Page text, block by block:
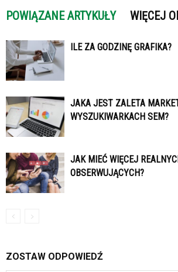
POWIĄZANE ARTYKUŁY WIĘCEJ
ILE ZA GODZINĘ GRAFIKA?
JAKA JEST ZALETA
WYSZUKIWARKACH SEM?
JAK MIEĆ WIĘCEJ
OBSERWUJĄCYCH?
ZOSTAW ODPOWIEDŹ